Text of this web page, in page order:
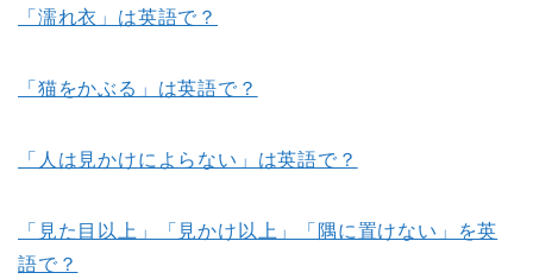
「濡れ衣」は英語で？
「猫をかぶる」は英語で？
「人は見かけによらない」は英語で？
「見た目以上」「見かけ以上」「隅に置けない」を英
語で？